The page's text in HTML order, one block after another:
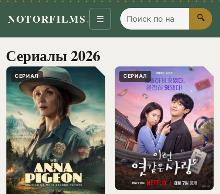
NOTORFILMS. ☰ Поиск по названию 🔍
Сериалы 2026
СЕРИАЛ СЕРИАЛ